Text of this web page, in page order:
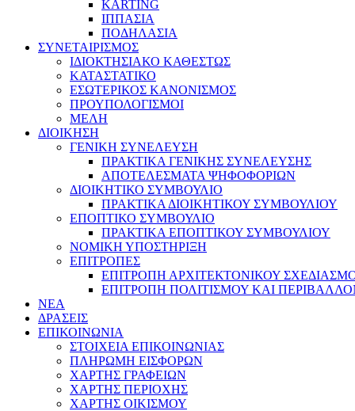
KARTING
ΙΠΠΑΣΙΑ
ΠΟΔΗΛΑΣΙΑ
ΣΥΝΕΤΑΙΡΙΣΜΟΣ
ΙΔΙΟΚΤΗΣΙΑΚΟ ΚΑΘΕΣΤΩΣ
ΚΑΤΑΣΤΑΤΙΚΟ
ΕΣΩΤΕΡΙΚΟΣ ΚΑΝΟΝΙΣΜΟΣ
ΠΡΟΥΠΟΛΟΓΙΣΜΟΙ
ΜΕΛΗ
ΔΙΟΙΚΗΣΗ
ΓΕΝΙΚΗ ΣΥΝΕΛΕΥΣΗ
ΠΡΑΚΤΙΚΑ ΓΕΝΙΚΗΣ ΣΥΝΕΛΕΥΣΗΣ
ΑΠΟΤΕΛΕΣΜΑΤΑ ΨΗΦΟΦΟΡΙΩΝ
ΔΙΟΙΚΗΤΙΚΟ ΣΥΜΒΟΥΛΙΟ
ΠΡΑΚΤΙΚΑ ΔΙΟΙΚΗΤΙΚΟΥ ΣΥΜΒΟΥΛΙΟΥ
ΕΠΟΠΤΙΚΟ ΣΥΜΒΟΥΛΙΟ
ΠΡΑΚΤΙΚΑ ΕΠΟΠΤΙΚΟΥ ΣΥΜΒΟΥΛΙΟΥ
ΝΟΜΙΚΗ ΥΠΟΣΤΗΡΙΞΗ
ΕΠΙΤΡΟΠΕΣ
ΕΠΙΤΡΟΠΗ ΑΡΧΙΤΕΚΤΟΝΙΚΟΥ
ΕΠΙΤΡΟΠΗ ΠΟΛΙΤΙΣΜΟΥ ΚΑΙ
NEA
ΔΡΑΣΕΙΣ
ΕΠΙΚΟΙΝΩΝΙΑ
ΣΤΟΙΧΕΙΑ ΕΠΙΚΟΙΝΩΝΙΑΣ
ΠΛΗΡΩΜΗ ΕΙΣΦΟΡΩΝ
ΧΑΡΤΗΣ ΓΡΑΦΕΙΩΝ
ΧΑΡΤΗΣ ΠΕΡΙΟΧΗΣ
ΧΑΡΤΗΣ ΟΙΚΙΣΜΟΥ